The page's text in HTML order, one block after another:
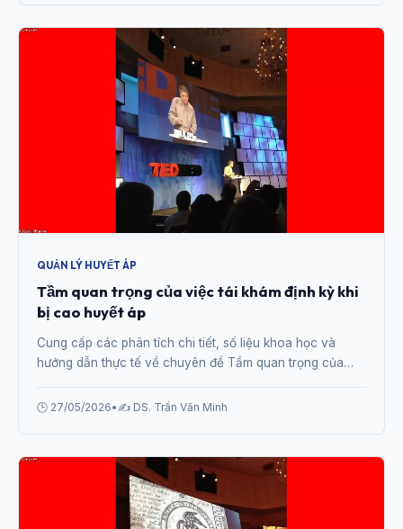
QUẢN LÝ HUYẾT ÁP
Tầm quan trọng của việc tái khám định kỳ khi
bị cao huyết áp
Cung cấp các phân tích chi tiết, số liệu khoa học và
hướng dẫn thực tế về chuyên đề Tầm quan trọng của
🕒 27/05/2026• ✍️ DS. Trần Văn Minh